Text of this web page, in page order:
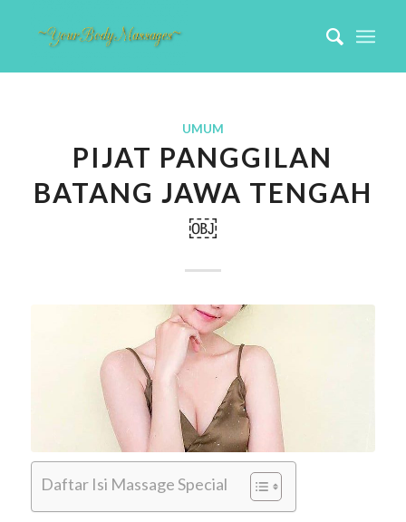
UMUM
PIJAT PANGGILAN
BATANG JAWA TENGAH
￼
Daftar Isi Massage Special